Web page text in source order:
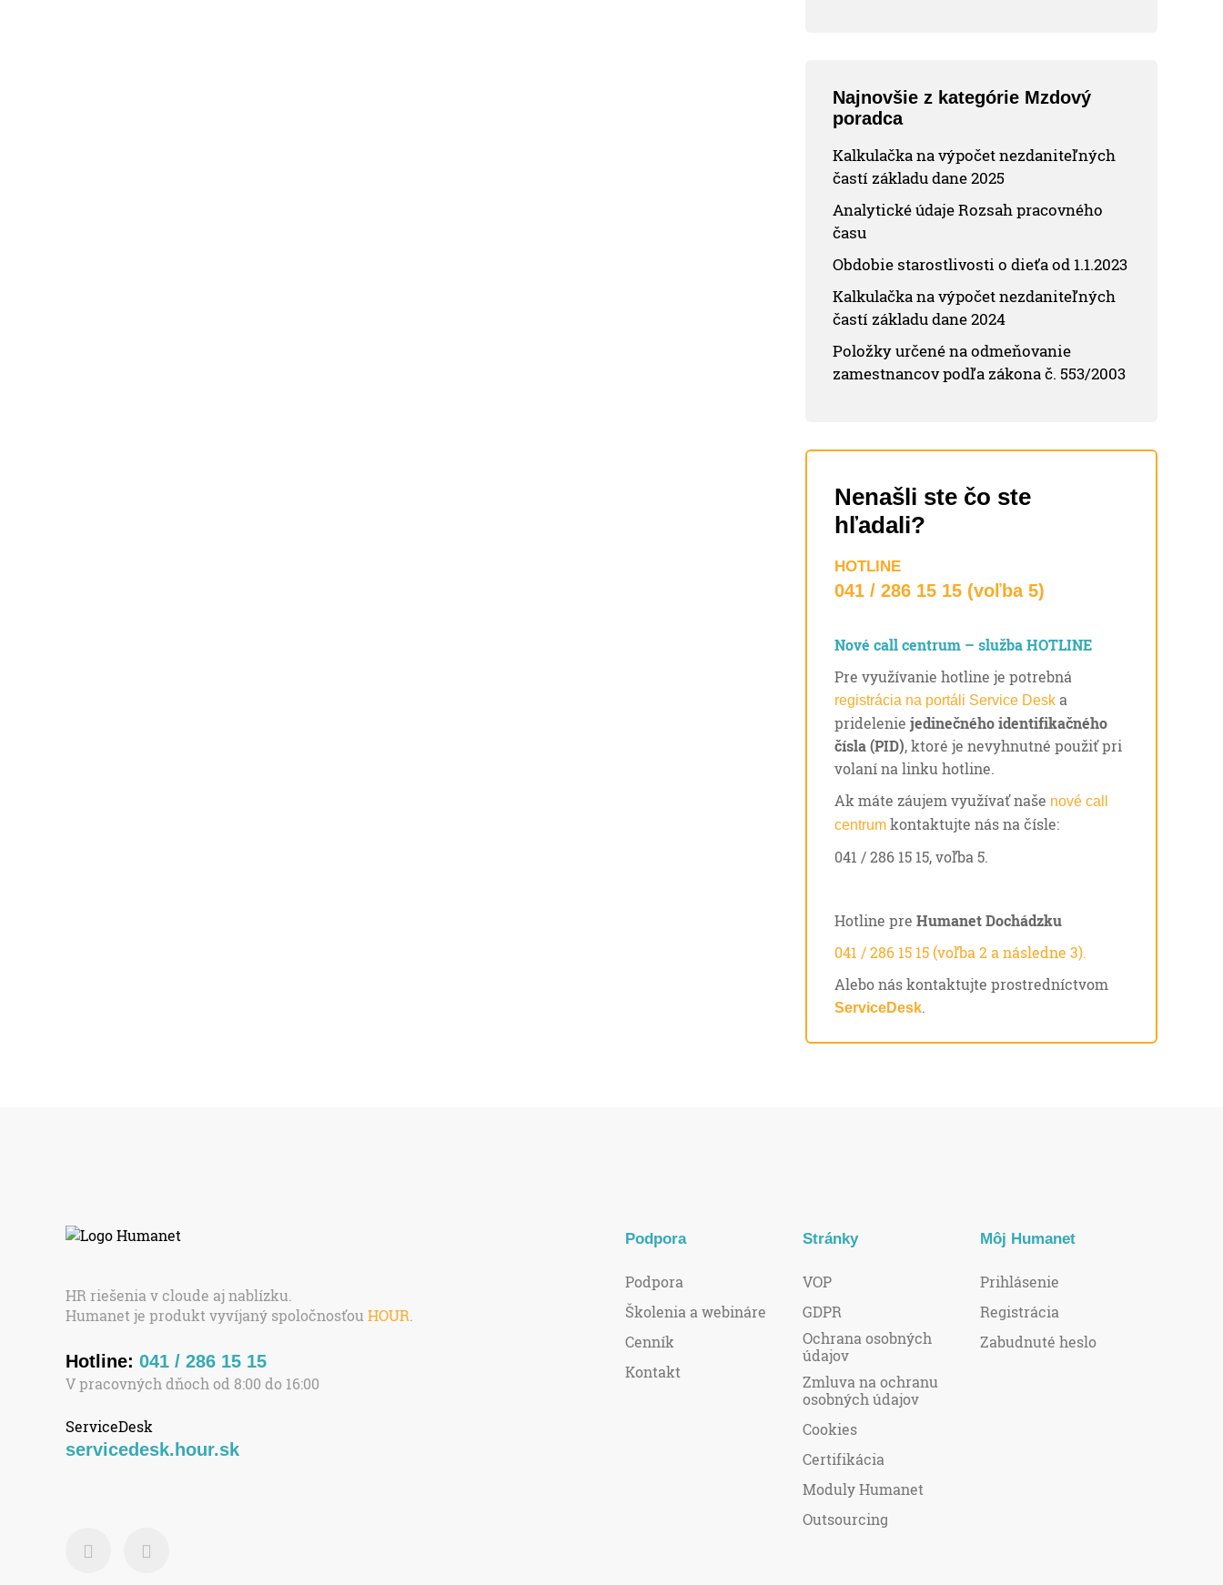
Najnovšie z kategórie Mzdový
poradca
Kalkulačka na výpočet nezdaniteľných
častí základu dane 2025
Analytické údaje Rozsah pracovného
času
Obdobie starostlivosti o dieťa od 1.1.2023
Kalkulačka na výpočet nezdaniteľných
častí základu dane 2024
Položky určené na odmeňovanie
zamestnancov podľa zákona č. 553/2003
Nenašli ste čo ste
hľadali?
HOTLINE
041 / 286 15 15 (voľba 5)
Nové call centrum – služba HOTLINE
Pre využívanie hotline je potrebná
registrácia na portáli Service Desk a
prideleniejedinečného identifikačného
čísla (PID), ktoré je nevyhnutné použiť pri
volaní na linku hotline.
Ak máte záujem využívať naše nové call
centrum kontaktujte nás na čísle:
041 / 286 15 15, voľba 5.
Hotline preHumanet Dochádzku
041 / 286 15 15 (voľba 2 a následne 3).
Alebo nás kontaktujte prostredníctvom
ServiceDesk.
HR riešenia v cloude aj nablízku.
Humanet je produkt vyvíjaný spoločnosťou HOUR
Hotline: 041 / 286 15 15
V pracovných dňoch od 8:00 do 16:00
ServiceDesk
servicedesk.hour.sk
Podpora
Podpora
Školenia a webináre
Cenník
Kontakt
Stránky
VOP
GDPR
Ochrana osobných
údajov
Zmluva na ochranu
osobných údajov
Cookies
Certifikácia
Moduly Humanet
Outsourcing
Môj Humanet
Prihlásenie
Registrácia
Zabudnuté heslo